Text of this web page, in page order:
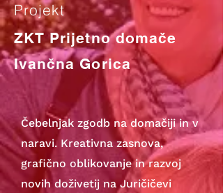
Projekt
ZKT Prijetno domače
Ivančna Gorica
Čebelnjak zgodb na domačiji in v
naravi. Kreativna zasnova,
grafično oblikovanje in razvoj
novih doživetij na Juričičevi